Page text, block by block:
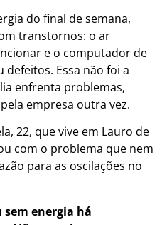
do final de semana,
transtornos: o ar
e o computador de
Essa não foi a
enfrenta problemas,
empresa outra vez.
22, que vive em Lauro de
com o problema que nem
para as oscilações no
energia há